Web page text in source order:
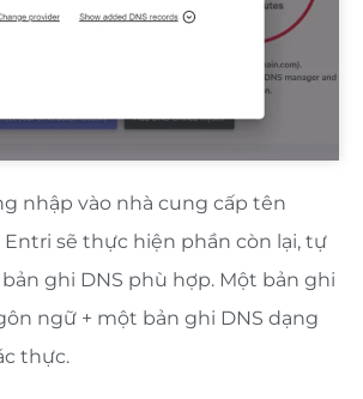
nhập vào nhà cung cấp tên
sẽ thực hiện phần còn lại, tự
ghi DNS phù hợp. Một bản ghi
ngữ + một bản ghi DNS dạng
thực.